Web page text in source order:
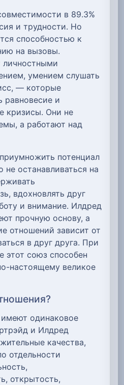
в 89.3%
и трудности. Но
способностью к
на вызовы.
личностными
умением слушать
— которые
равновесие и
кризисы. Они не
а работают над
потенциал
не останавливаться на
вдохновлять друг
и внимание. Илдред
прочную основу, а
отношений зависит от
в друг друга. При
этот союз способен
настоящему великое
одинаковое
и Илдред
качества,
отдельности
открытость,